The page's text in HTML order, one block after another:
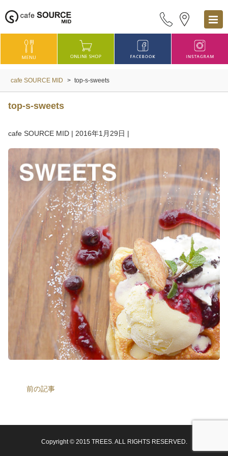
cafe SOURCE MID > top-s-sweets
top-s-sweets
cafe SOURCE MID | 2016年1月29日 |
前の記事
Copyright © 2015 TREES. ALL RIGHTS RESERVED.